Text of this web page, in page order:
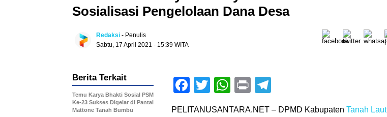
Sosialisasi Pengelolaan Dana Desa
Redaksi - Penulis
Sabtu, 17 April 2021 - 15:39 WITA
Facebook
TwitterWhatsApp
Print
PELITANUSANTARA.NET – DPMD Kabupaten Tanah Laut
Berita Terkait
Temu Karya Bhakti Sosial PSM
Ke-23 Sukses Digelar di Pantai
Mattone Tanah Bumbu